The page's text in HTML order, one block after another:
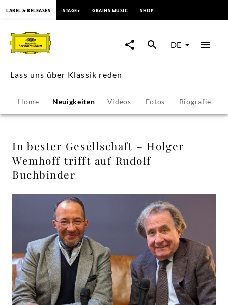
bester
Gesellschaft
Holger
Wemhoff
trifft
auf
Buchbinder
Lass
LABEL & RELEASES STAGE+ GRAINS MUSIC SHOP
DE
Lass uns über Klassik reden
Home Neuigkeiten Videos Fotos Biografie
In bester Gesellschaft – Holger
Wemhoff trifft auf Rudolf
Buchbinder